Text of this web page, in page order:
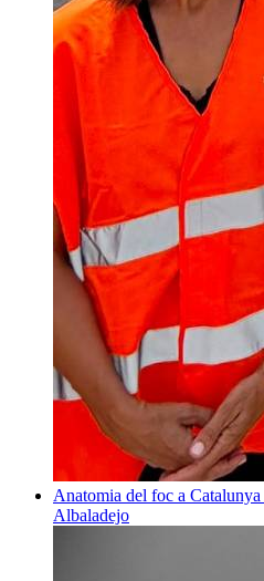
Anatomia del foc a Catalunya
Albaladejo